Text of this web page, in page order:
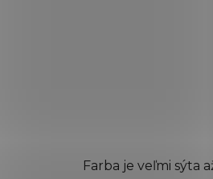
Farba je veľmi sýta